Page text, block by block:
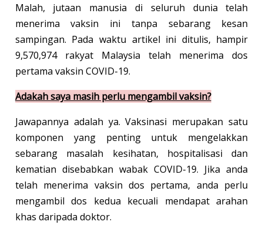
Malah, jutaan manusia di seluruh dunia telah
menerima vaksin ini tanpa sebarang kesan
sampingan. Pada waktu artikel ini ditulis, hampir
9,570,974 rakyat Malaysia telah menerima dos
pertama vaksin COVID-19.
Adakah saya masih perlu mengambil vaksin?
Jawapannya adalah ya. Vaksinasi merupakan satu
komponen yang penting untuk mengelakkan
sebarang masalah kesihatan, hospitalisasi dan
kematian disebabkan wabak COVID-19. Jika anda
telah menerima vaksin dos pertama, anda perlu
mengambil dos kedua kecuali mendapat arahan
khas daripada doktor.